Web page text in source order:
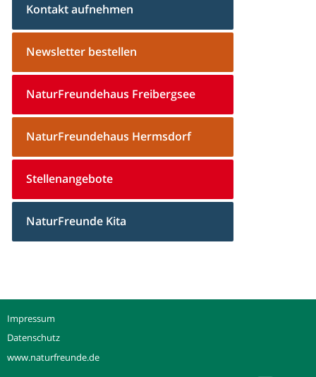
Kontakt aufnehmen
Newsletter bestellen
NaturFreundehaus Freibergsee
NaturFreundehaus Hermsdorf
Stellenangebote
NaturFreunde Kita
Impressum
Datenschutz
www.naturfreunde.de